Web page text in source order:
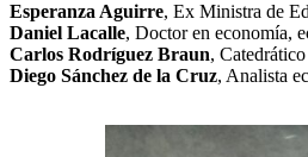
Esperanza Aguirre, Ex Ministra de
Daniel Lacalle, Doctor en economía,
Carlos Rodríguez Braun,
Diego Sánchez de la Cruz, Analista